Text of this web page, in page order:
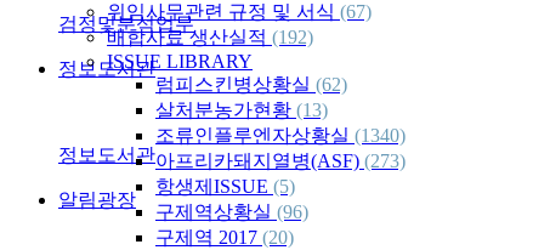
검정및분석업무
정보도서관
정보도서관
알림광장
위임사무관련 규정 및 서식 (67)
배합사료 생산실적 (192)
ISSUE LIBRARY
럼피스킨병상황실 (62)
살처분농가현황 (13)
조류인플루엔자상황실 (1340)
아프리카돼지열병(ASF) (273)
항생제ISSUE (5)
구제역상황실 (96)
구제역 2017 (20)